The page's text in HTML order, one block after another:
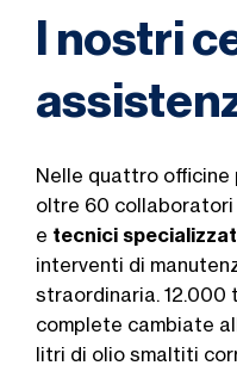
I nostri
Nelle quattro officine
oltre 60
e tecnici
interventi di
straordinaria. 12.000
complete cambiate
litri di olio smaltiti